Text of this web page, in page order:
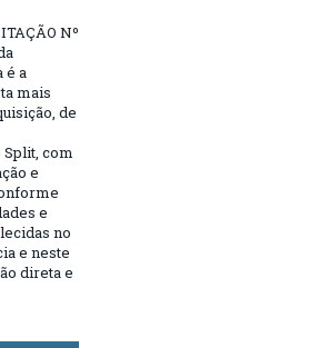
Nº
é a
mais
de
com
e
e
no
e neste
direta e